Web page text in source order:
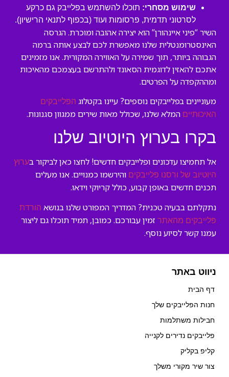
שימוש מסחרי: תוכלו להשתמש בפלייבק גם כרקע
לסרטוני תדמית, פרסומות ועוד (בכפוף לתנאי הרישיון).
השיר “פיני איינהורן” הוא יצירה אהובה ומוכרת. הגרסה
האינסטרומנטלית שלנו מאפשרת לכם לבצע אותה ברמה
הגבוהה ביותר, תוך שמירה על האווירה המקורית. אנו מזמינים
אתכם להאזין לדוגמית הסאונד ולהתרשם בעצמכם מהאיכות
ומההקפדה על הפרטים.
מעוניינים בפלייבקים נוספים? עיינו בקטלוג הפלייבקים
האיכותיים המלא שלנו, שכולל מאות שירים ממגוון סגנונות.
בקרו בערוץ היוטיוב שלנו
אל תחמיצו עדכונים ופלייבקים חדשים! לחצו כאן לביקור בערוץ
היוטיוב של ורסנו פלייבקים והירשמו כמנויים. אנו מעלים
תכנים חדשים באופן קבוע, כולל קריוקי וידאו.
נתקלתם בבעיה טכנית? המדריך המפורט שלנו בנושא הורדת
פלייבקים מהאתר זמין עבורכם. כמובן, תמיד תוכלו גם ליצור
עמנו קשר לסיוע נוסף.
ניווט באתר
דף הבית
חנות הפלייבקים שלך
חבילות משתלמות
פלייבקים נדירים לקנייה
קליפ בקליק
צור שיר מקורי משלך